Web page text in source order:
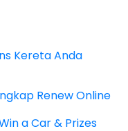
Kereta Anda
Renew Online
a Car & Prizes